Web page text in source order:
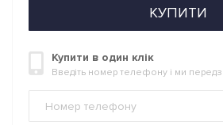
КУПИТИ
Купити в один клік
Введіть номер телефону і ми